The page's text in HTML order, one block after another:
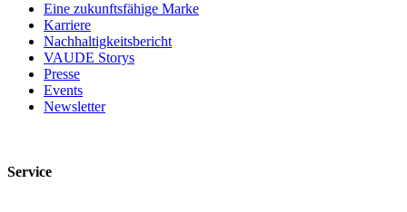
Eine zukunftsfähige Marke
Karriere
Nachhaltigkeitsbericht
VAUDE Storys
Presse
Events
Newsletter
Service